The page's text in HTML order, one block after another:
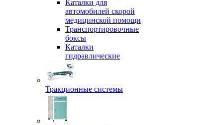
Каталки для
автомобилей скорой
медицинской помощи
Транспортировочные
боксы
Каталки
гидравлические
Тракционные системы